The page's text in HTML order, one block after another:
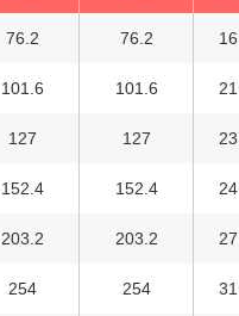
76.2 76.2 16
101.6 101.6 21
127 127 23
152.4 152.4 24
203.2 203.2 27
254 254 31